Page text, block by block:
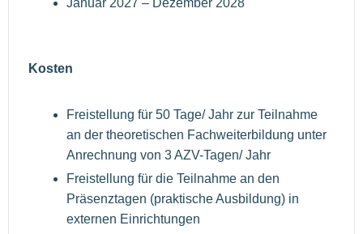
Januar 2027 – Dezember 2028
Kosten
Freistellung für 50 Tage/ Jahr zur Teilnahme
an der theoretischen Fachweiterbildung unter
Anrechnung von 3 AZV-Tagen/ Jahr
Freistellung für die Teilnahme an den
Präsenztagen (praktische Ausbildung) in
externen Einrichtungen